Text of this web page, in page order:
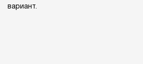
вариант.